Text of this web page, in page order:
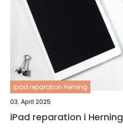
Ipad reparation Herning
03. April 2025
iPad reparation i Herning